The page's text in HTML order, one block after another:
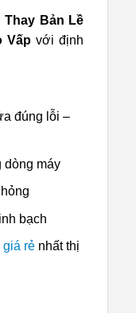
Thay Bản Lề
Vấpvới định
đúng lỗi –
dòng máy
bạch
giá rẻnhất thị